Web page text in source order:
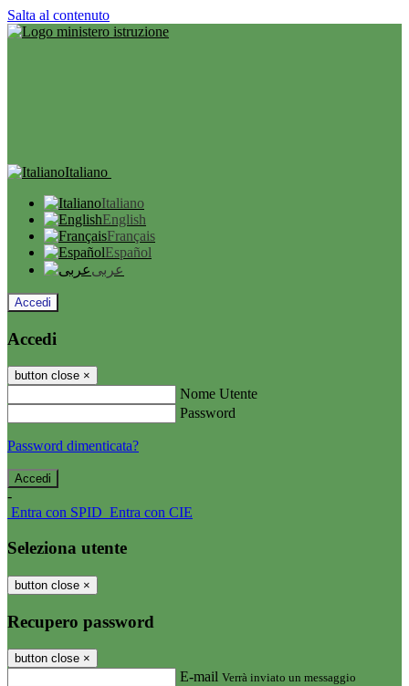
Salta al contenuto
Italiano
Italiano
English
Français
Español
عربى
Accedi
Accedi
button close ×
Nome Utente
Password
Password dimenticata?
-
Entra con SPID Entra con CIE
Seleziona utente
button close ×
Recupero password
button close ×
E-mail Verrà inviato un messaggio